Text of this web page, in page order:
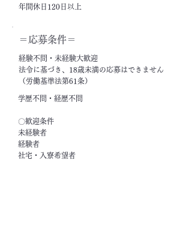
年間休日120日以上
＝応募条件＝
経験不問・未経験大歓迎
法令に基づき、18歳未満の応募はできません
（労働基準法第61条）
学歴不問・経歴不問
〇歓迎条件
未経験者
経験者
社宅・入寮希望者